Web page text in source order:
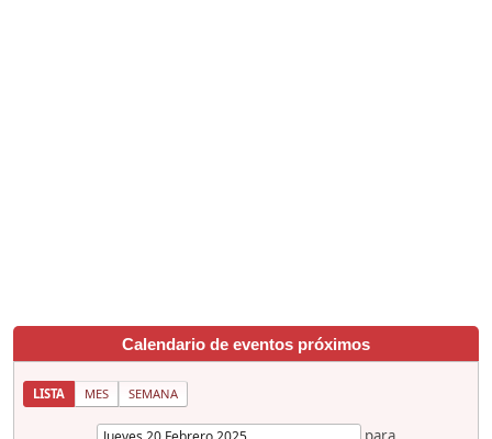
Calendario de eventos próximos
LISTA MES SEMANA